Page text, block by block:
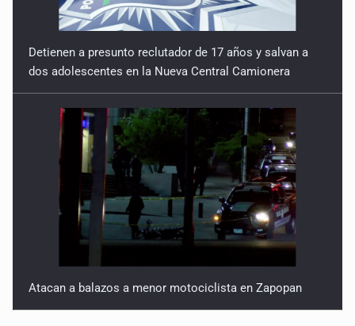
Detienen a presunto reclutador de 17 años y salvan a
dos adolescentes en la Nueva Central Camionera
Atacan a balazos a menor motociclista en Zapopan